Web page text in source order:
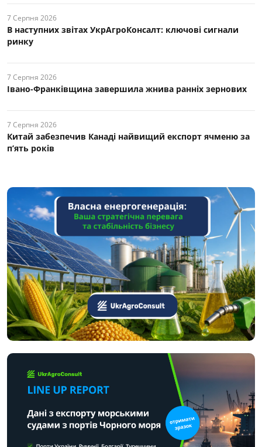
7 Серпня 2026
В наступних звітах УкрАгроКонсалт: ключові cигнали
ринку
7 Серпня 2026
Івано-Франківщина завершила жнива ранніх зернових
7 Серпня 2026
Китай забезпечив Канаді найвищий експорт ячменю за
п’ять років